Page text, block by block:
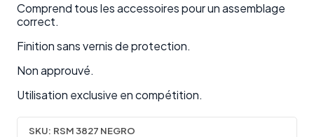
Comprend tous les accessoires pour un assemblage
correct.
Finition sans vernis de protection.
Non approuvé.
Utilisation exclusive en compétition.
SKU: RSM 3827 NEGRO